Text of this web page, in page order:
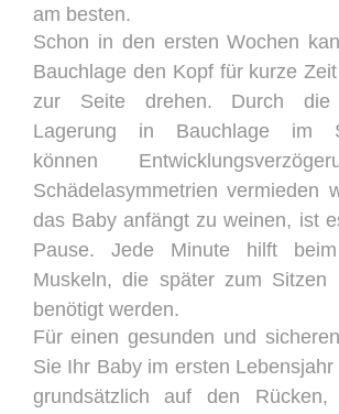
am besten.
Schon in den ersten Wochen
Bauchlage den Kopf für kurze
zur Seite drehen. Durch die
Lagerung in Bauchlage im
können
Schädelasymmetrien vermieden
das Baby anfängt zu weinen, ist
Pause. Jede Minute hilft
Muskeln, die später zum Sitzen
benötigt werden.
Für einen gesunden und
Sie Ihr Baby im ersten
grundsätzlich auf den